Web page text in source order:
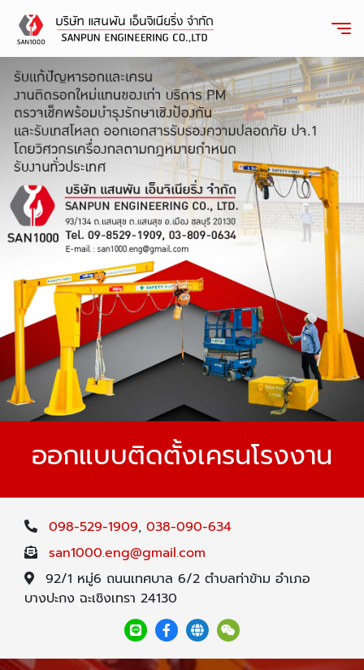
ออกแบบติดตั้งเครนโรงงาน
098-529-1909, 038-090-634
san1000.eng@gmail.com
92/1 หมู่6 ถนนเทศบาล 6/2 ตำบลท่าข้าม อำเภอ
บางปะกง ฉะเชิงเทรา 24130